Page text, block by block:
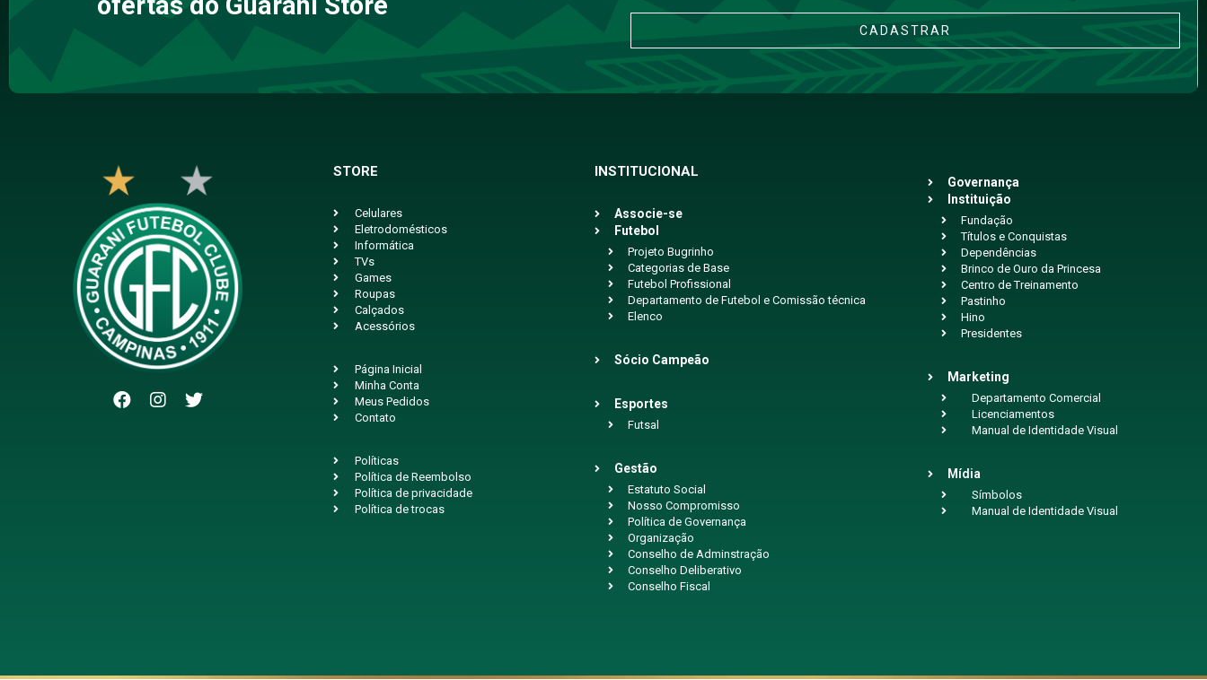
CADASTRAR
STORE
Celulares
Eletrodomésticos
Informática
TVs
Games
Roupas
Calçados
Acessórios
Página Inicial
Minha Conta
Meus Pedidos
Contato
Políticas
Política de Reembolso
Política de privacidade
Política de trocas
INSTITUCIONAL
Associe-se
Futebol
Projeto Bugrinho
Categorias de Base
Futebol Profissional
Departamento de Futebol e Comissão técnica
Elenco
Sócio Campeão
Esportes
Futsal
Gestão
Estatuto Social
Nosso Compromisso
Política de Governança
Organização
Conselho de Adminstração
Conselho Deliberativo
Conselho Fiscal
Governança
Instituição
Fundação
Títulos e Conquistas
Dependências
Brinco de Ouro da Princesa
Centro de Treinamento
Pastinho
Hino
Presidentes
Marketing
Departamento Comercial
Licenciamentos
Manual de Identidade Visual
Mídia
Símbolos
Manual de Identidade Visual